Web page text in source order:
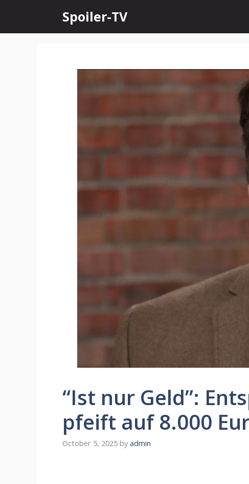
content
Spoiler-TV
“Ist nur Geld”:
pfeift auf 8.000
October 5, 2025 by admin